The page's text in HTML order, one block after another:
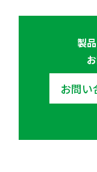
製
お問い